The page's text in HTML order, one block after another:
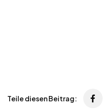
Teile diesen Beitrag: